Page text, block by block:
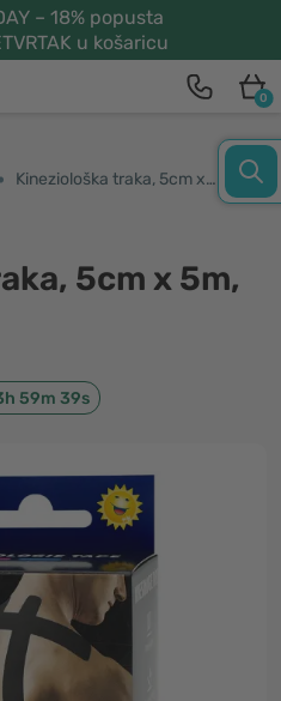
– 18% popusta
u košaricu
0
Kineziološka traka, 5cm x 5m, boja: crna
5cm x 5m,
59m 39s